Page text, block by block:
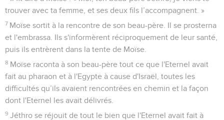
trouver avec ta femme, et ses deux fils l’accompagnent. »
7 Moïse sortit à la rencontre de son beau-père. Il se prosterna
et l'embrassa. Ils s'informèrent réciproquement de leur santé,
puis ils entrèrent dans la tente de Moïse.
8 Moïse raconta à son beau-père tout ce que l'Eternel avait
fait au pharaon et à l'Egypte à cause d'Israël, toutes les
difficultés qu’ils avaient rencontrées en chemin et la façon
dont l'Eternel les avait délivrés.
9 Jéthro se réjouit de tout le bien que l'Eternel avait fait à